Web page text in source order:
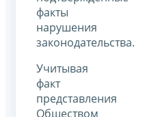
факты
нарушения
законодательства.
Учитывая
факт
представления
Обществом